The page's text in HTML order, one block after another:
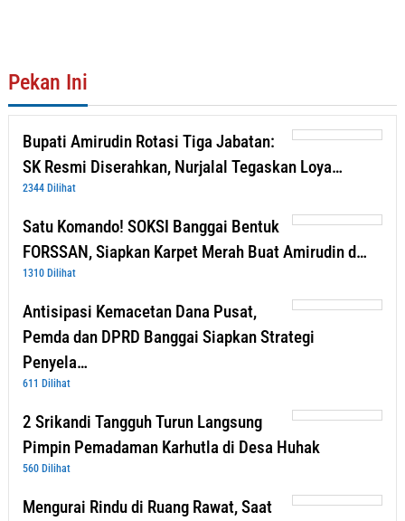
Pekan Ini
Bupati Amirudin Rotasi Tiga Jabatan:
SK Resmi Diserahkan, Nurjalal Tegaskan Loya…
2344 Dilihat
Satu Komando! SOKSI Banggai Bentuk
FORSSAN, Siapkan Karpet Merah Buat Amirudin d…
1310 Dilihat
Antisipasi Kemacetan Dana Pusat,
Pemda dan DPRD Banggai Siapkan Strategi
Penyela…
611 Dilihat
2 Srikandi Tangguh Turun Langsung
Pimpin Pemadaman Karhutla di Desa Huhak
560 Dilihat
Mengurai Rindu di Ruang Rawat, Saat